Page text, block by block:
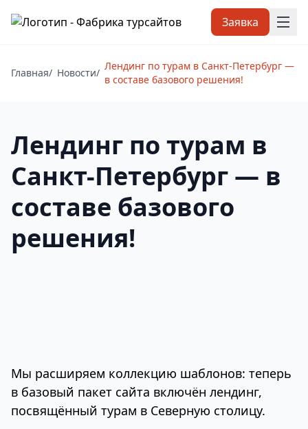
Заявка
Главная/ Новости/
Лендинг по турам в Санкт-Петербург —
в составе базового решения!
Лендинг по турам в
Санкт-Петербург — в
составе базового
решения!
Мы расширяем коллекцию шаблонов: теперь
в базовый пакет сайта включён лендинг,
посвящённый турам в Северную столицу.